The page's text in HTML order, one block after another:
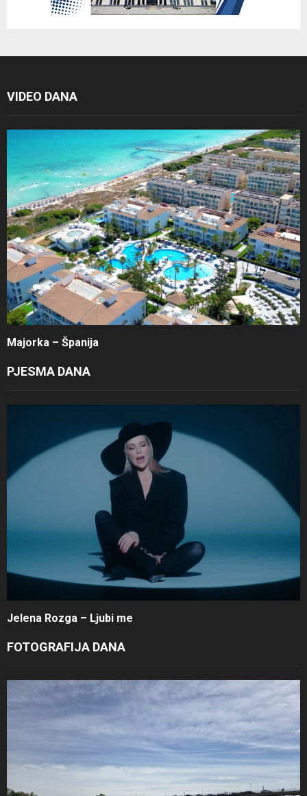
VIDEO DANA
Majorka – Španija
PJESMA DANA
Jelena Rozga – Ljubi me
FOTOGRAFIJA DANA